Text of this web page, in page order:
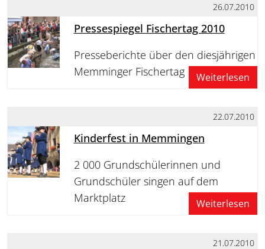
26.07.2010
Pressespiegel Fischertag 2010
Presseberichte über den diesjährigen
Memminger Fischertag
Weiterlesen
22.07.2010
Kinderfest in Memmingen
2 000 Grundschülerinnen und
Grundschüler singen auf dem
Marktplatz
Weiterlesen
21.07.2010